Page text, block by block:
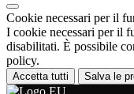
Cookie necessari per il
I cookie necessari per il
disabilitati. È possibile
policy.
Accetta tutti Salva le